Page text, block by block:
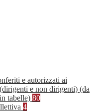
e autorizzati ai
e non dirigenti) (da
tabelle) 80
4